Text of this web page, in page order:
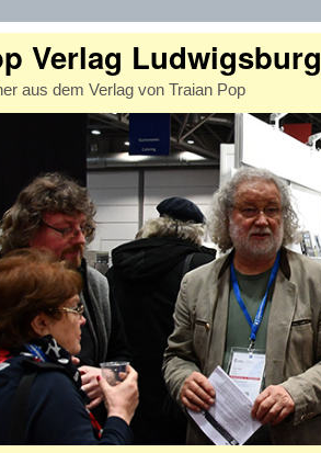
Verlag Ludwigsburg
aus dem Verlag von Traian Pop